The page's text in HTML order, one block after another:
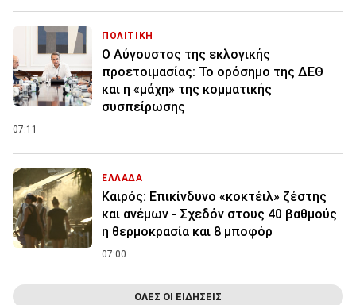
ΠΟΛΙΤΙΚΗ
Ο Αύγουστος της εκλογικής
προετοιμασίας: Το ορόσημο της ΔΕΘ
και η «μάχη» της κομματικής
συσπείρωσης
07:11
ΕΛΛΑΔΑ
Καιρός: Επικίνδυνο «κοκτέιλ» ζέστης
και ανέμων - Σχεδόν στους 40 βαθμούς
η θερμοκρασία και 8 μποφόρ
07:00
ΟΛΕΣ ΟΙ ΕΙΔΗΣΕΙΣ